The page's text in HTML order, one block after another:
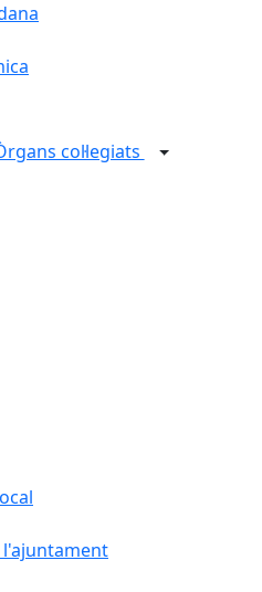
col·legiats
l'ajuntament